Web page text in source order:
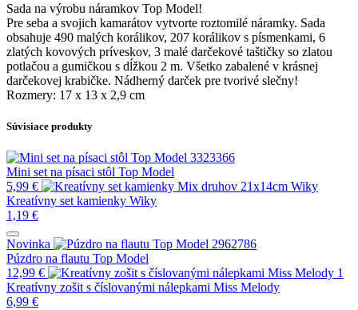
Sada na výrobu náramkov Top Model!
Pre seba a svojich kamarátov vytvorte roztomilé náramky. Sada
obsahuje 490 malých korálikov, 207 korálikov s písmenkami, 6
zlatých kovových príveskov, 3 malé darčekové taštičky so zlatou
potlačou a gumičkou s dĺžkou 2 m. Všetko zabalené v krásnej
darčekovej krabičke. Nádherný darček pre tvorivé slečny!
Rozmery: 17 x 13 x 2,9 cm
Súvisiace produkty
Mini set na písaci stôl Top Model
5,99 €
Kreatívny set kamienky Wiky
1,19 €
Novinka
Púzdro na flautu Top Model
12,99 €
Kreatívny zošit s číslovanými nálepkami Miss Melody
6,99 €